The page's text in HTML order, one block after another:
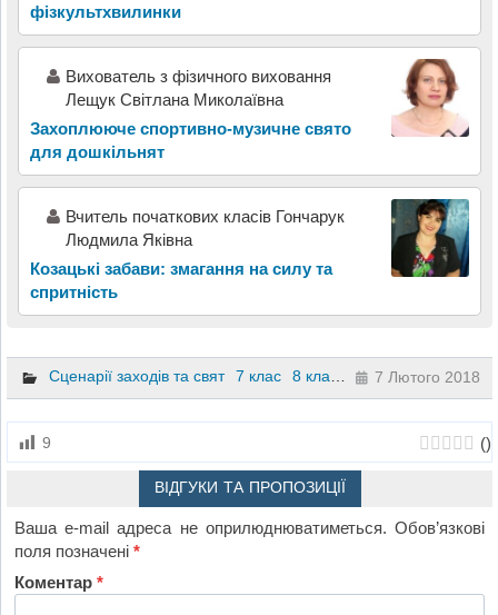
фізкультхвилинки
Вихователь з фізичного виховання
Лещук Світлана Миколаївна
Захоплююче спортивно-музичне свято
для дошкільнят
Вчитель початкових класів Гончарук
Людмила Яківна
Козацькі забави: змагання на силу та
спритність
Сценарії заходів та свят 7 клас 8 клас 9 клас7 Лютого 2018
9 ()
ВІДГУКИ ТА ПРОПОЗИЦІЇ
Ваша e-mail адреса не оприлюднюватиметься. Обов’язкові
поля позначені*
Коментар*